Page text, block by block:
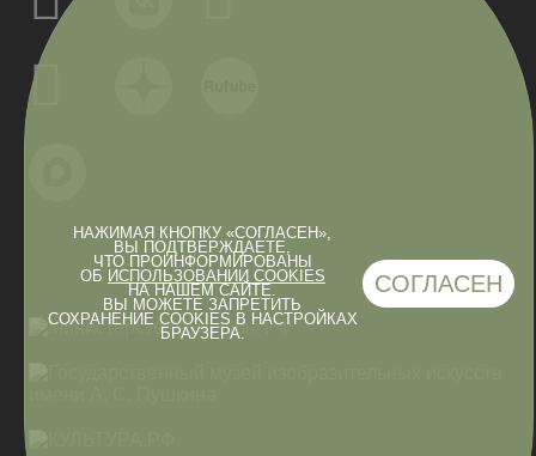
НАЖИМАЯ КНОПКУ «СОГЛАСЕН»,
ВЫ ПОДТВЕРЖДАЕТЕ,
ЧТО ПРОИНФОРМИРОВАНЫ
ОБ ИСПОЛЬЗОВАНИИ COOKIES
НА НАШЕМ САЙТЕ.
ВЫ МОЖЕТЕ ЗАПРЕТИТЬ
СОХРАНЕНИЕ COOKIES В НАСТРОЙКАХ
БРАУЗЕРА.
СОГЛАСЕН